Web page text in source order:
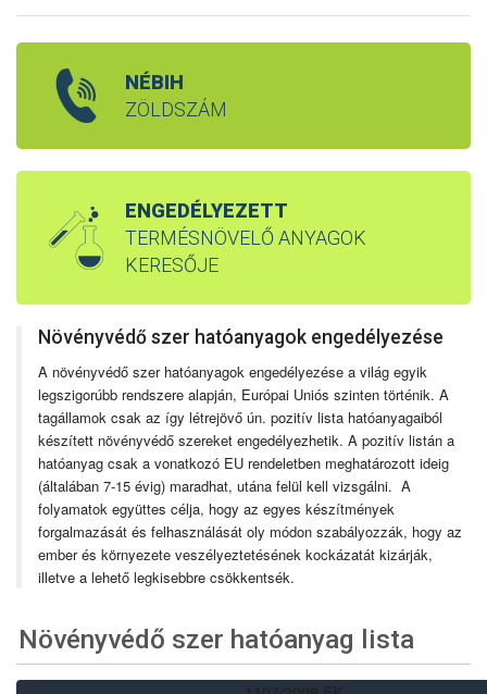
NÉBIH
ZÖLDSZÁM
ENGEDÉLYEZETT
TERMÉSNÖVELŐ ANYAGOK
KERESŐJE
Növényvédő szer hatóanyagok engedélyezése
A növényvédő szer hatóanyagok engedélyezése a világ egyik
legszigorúbb rendszere alapján, Európai Uniós szinten történik. A
tagállamok csak az így létrejövő ún. pozitív lista hatóanyagaiból
készített növényvédő szereket engedélyezhetik. A pozitív listán a
hatóanyag csak a vonatkozó EU rendeletben meghatározott ideig
(általában 7-15 évig) maradhat, utána felül kell vizsgálni. A
folyamatok együttes célja, hogy az egyes készítmények
forgalmazását és felhasználását oly módon szabályozzák, hogy az
ember és környezete veszélyeztetésének kockázatát kizárják,
illetve a lehető legkisebbre csökkentsék.
Növényvédő szer hatóanyag lista